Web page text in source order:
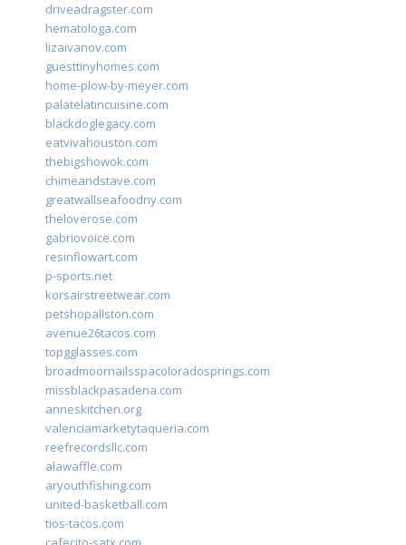
driveadragster.com
hematologa.com
lizaivanov.com
guesttinyhomes.com
home-plow-by-meyer.com
palatelatincuisine.com
blackdoglegacy.com
eatvivahouston.com
thebigshowok.com
chimeandstave.com
greatwallseafoodny.com
theloverose.com
gabriovoice.com
resinflowart.com
p-sports.net
korsairstreetwear.com
petshopallston.com
avenue26tacos.com
topgglasses.com
broadmoornailsspacoloradosprings.com
missblackpasadena.com
anneskitchen.org
valenciamarketytaqueria.com
reefrecordsllc.com
alawaffle.com
aryouthfishing.com
united-basketball.com
tios-tacos.com